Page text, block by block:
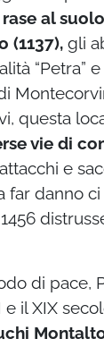
al
(1137), gli
“Petra”
questa
vie di
e
far danno
di pace,
e il XIX